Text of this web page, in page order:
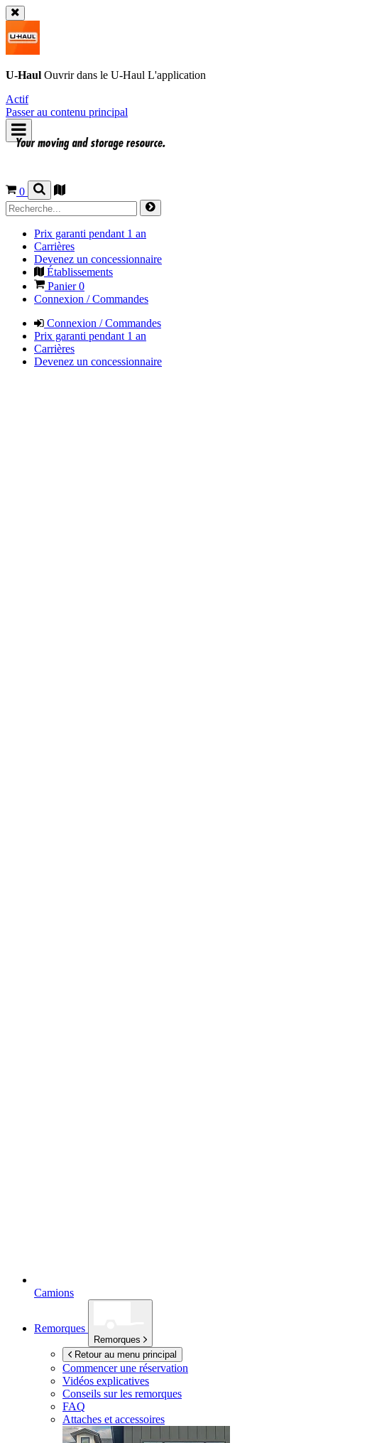
U-Haul Ouvrir dans le U-Haul L'application
Actif
Passer au contenu principal
0
Prix garanti pendant 1 an
Carrières
Devenez un concessionnaire
Établissements
Panier0
Connexion / Commandes
Connexion / Commandes
Prix garanti pendant 1 an
Carrières
Devenez un concessionnaire
Camions
Remorques
Remorques
Retour au menu principal
Commencer une réservation
Vidéos explicatives
Conseils sur les remorques
FAQ
Attaches et accessoires